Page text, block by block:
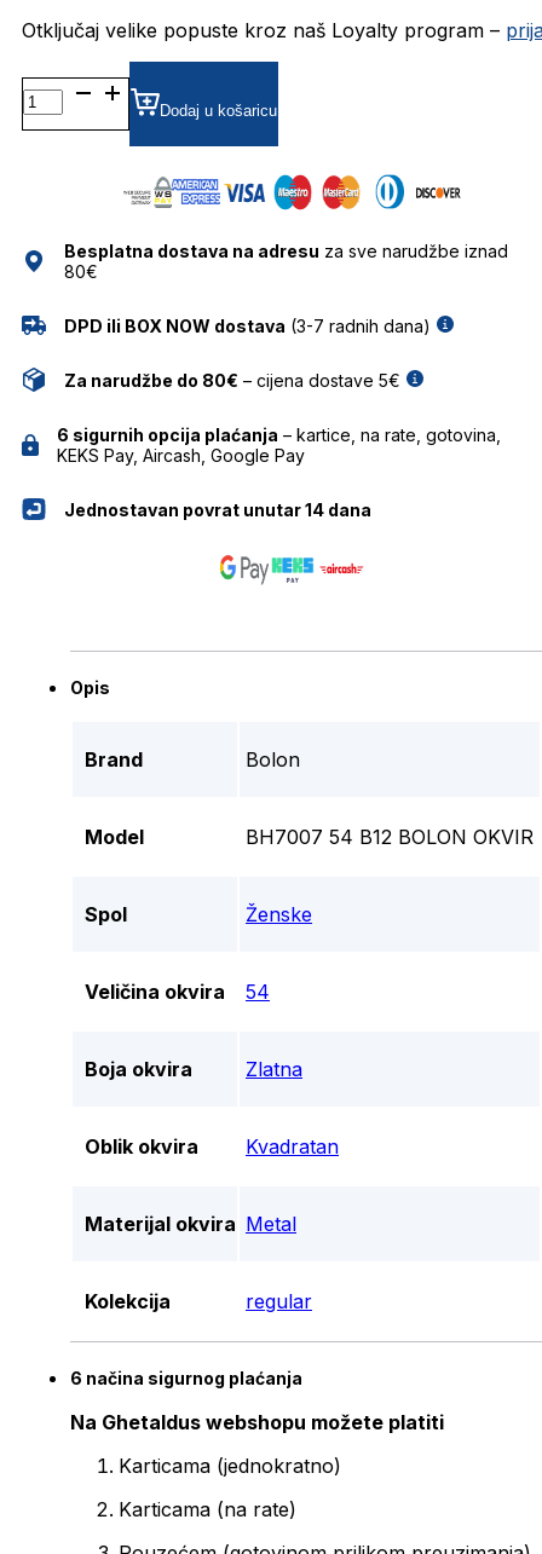
Otključaj velike popuste kroz naš Loyalty program –
BH7007 DIOPTRIJSKI
OKVIRI
BOLON
Dodaj u košaricu
Besplatna dostava na adresu za sve narudžbe iznad
80€
DPD ili BOX NOW dostava (3-7 radnih dana)
Za narudžbe do 80€ – cijena dostave 5€
6 sigurnih opcija plaćanja – kartice, na rate, gotovina,
KEKS Pay, Aircash, Google Pay
Jednostavan povrat unutar 14 dana
Opis
Brand Bolon
Model BH7007 54 B12 BOLON OKVIR
Spol Ženske
Veličina okvira 54
Boja okvira Zlatna
Oblik okvira Kvadratan
Materijal okvira Metal
Kolekcija regular
6 načina sigurnog plaćanja
Na Ghetaldus webshopu možete platiti
Karticama (jednokratno)
Karticama (na rate)